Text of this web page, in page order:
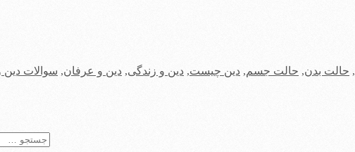
, حالت بدن, حالت جسم, دین چیست, دین و زندگی, دین و عرفان, سوالات دین
جستجو